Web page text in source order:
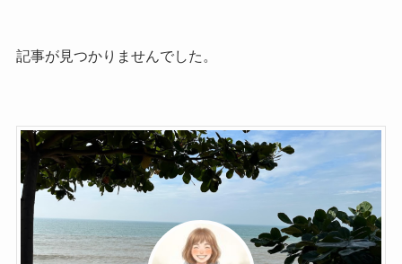
記事が見つかりませんでした。